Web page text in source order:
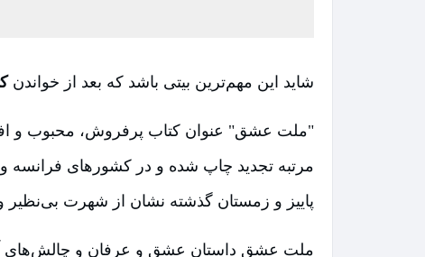
شاید این مهم‌ترین بیتی باشد که بعد از خواندن
مرتبه تجدید چاپ شده و در کشورهای فرانسه
پاییز و زمستان گذشته نشان از شهرت بی‌نظیر و
ملت عشق داستان عشق و عرفان و چالش‌های